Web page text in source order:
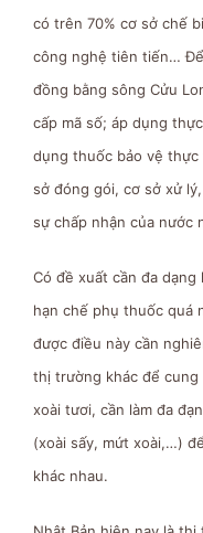
có trên 70% cơ sở chế
công nghệ tiên tiến…
đồng bằng sông Cửu
cấp mã số; áp dụng
dụng thuốc bảo vệ
sở đóng gói, cơ sở xử
sự chấp nhận của nước
Có đề xuất cần đa
hạn chế phụ thuốc quá
được điều này cần
thị trường khác để cung
xoài tươi, cần làm đa
(xoài sấy, mứt xoài,…)
khác nhau.